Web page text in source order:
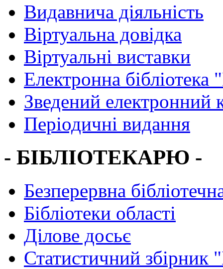
Видавнича діяльність
Віртуальна довідка
Віртуальні виставки
Електронна
Зведений електронний
Періодичні видання
- БІБЛІОТЕКАРЮ -
Безперервна
Бібліотеки області
Ділове досьє
Статистичний